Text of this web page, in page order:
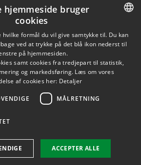
INSTAGRAM
LINKEDIN
X
YOUTUBE
DANISH
ENGLISH
hjemmeside bruger
cookies
formål du vil give samtykke til. Du kan
ved at trykke på det blå ikon nederst til
på hjemmesiden.
samt cookies fra tredjepart til statistik,
og markedsføring. Læs om vores
af cookies her: Detaljer
MÅLRETNING
ACCEPTER ALLE